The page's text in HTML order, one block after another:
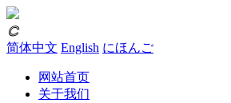
𐃗
简体中文 English にほんご
网站首页
关于我们